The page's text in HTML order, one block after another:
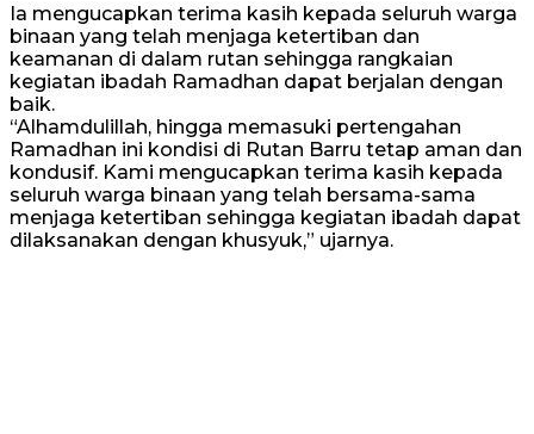
Ia mengucapkan terima kasih kepada seluruh warga
binaan yang telah menjaga ketertiban dan
keamanan di dalam rutan sehingga rangkaian
kegiatan ibadah Ramadhan dapat berjalan dengan
baik.
“Alhamdulillah, hingga memasuki pertengahan
Ramadhan ini kondisi di Rutan Barru tetap aman dan
kondusif. Kami mengucapkan terima kasih kepada
seluruh warga binaan yang telah bersama-sama
menjaga ketertiban sehingga kegiatan ibadah dapat
dilaksanakan dengan khusyuk,” ujarnya.